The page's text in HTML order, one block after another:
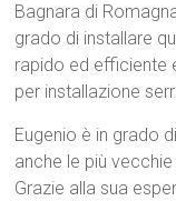
Bagnara di
grado di installare
rapido ed efficiente
per installazione
Eugenio è in grado
anche le più
Grazie alla sua